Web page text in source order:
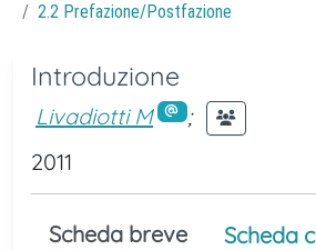
2.2 Prefazione/Postfazione
Introduzione
Livadiotti M
;
2011
Scheda breve
Scheda